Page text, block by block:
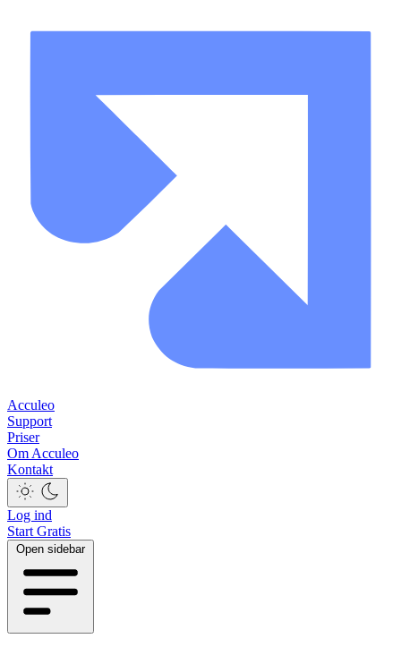
Acculeo
Support
Priser
Om Acculeo
Kontakt
Log ind
Start Gratis
Open sidebar